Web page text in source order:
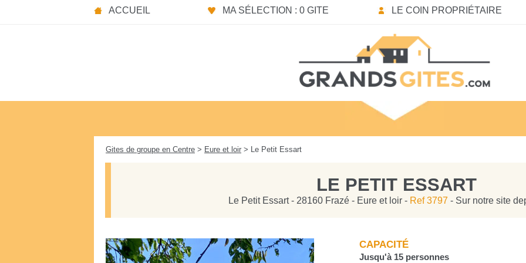
ACCUEIL MA SÉLECTION : 0 GITE LE COIN PROPRIÉTAIRE
Gites de groupe en Centre > Eure et loir > Le Petit Essart
LE PETIT ESSART
Le Petit Essart - 28160 Frazé - Eure et loir - Ref 3797 - Sur notre site
CAPACITÉ
Jusqu'à 15 personnes
Panneau de gestion des cookies